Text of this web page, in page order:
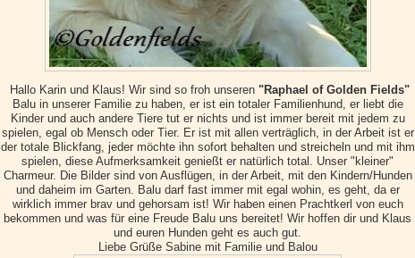
Hallo Karin und Klaus! Wir sind so froh unseren"Raphael of Golden Fields"
Balu in unserer Familie zu haben, er ist ein totaler Familienhund, er liebt die
Kinder und auch andere Tiere tut er nichts und ist immer bereit mit jedem zu
spielen, egal ob Mensch oder Tier. Er ist mit allen verträglich, in der Arbeit ist er
der totale Blickfang, jeder möchte ihn sofort behalten und streicheln und mit ihm
spielen, diese Aufmerksamkeit genießt er natürlich total. Unser "kleiner"
Charmeur. Die Bilder sind von Ausflügen, in der Arbeit, mit den Kindern/Hunden
und daheim im Garten. Balu darf fast immer mit egal wohin, es geht, da er
wirklich immer brav und gehorsam ist! Wir haben einen Prachtkerl von euch
bekommen und was für eine Freude Balu uns bereitet! Wir hoffen dir und Klaus
und euren Hunden geht es auch gut.
Liebe Grüße Sabine mit Familie und Balou